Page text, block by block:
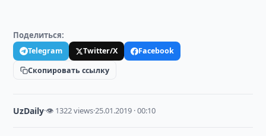
Поделиться:
Telegram Twitter/X
Facebook
Скопировать ссылку
UzDaily·👁 1322 views·25.01.2019 · 00:10